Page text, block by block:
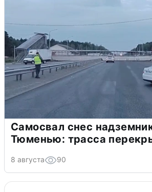
Самосвал снес
Тюменью: трасса
8 августа 90